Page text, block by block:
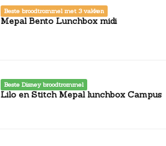
Beste broodtrommel met 3 vakken
Mepal Bento Lunchbox midi
Beste Disney broodtrommel
Lilo en Stitch Mepal lunchbox Campus